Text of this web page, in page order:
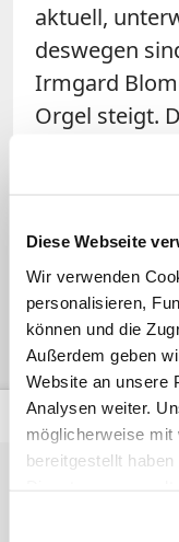
Diese Webseite
Wir verwenden
personalisieren,
können und die
Außerdem geben
Website an unsere
Analysen weiter.
möglicherweise
bereitgestellt
aktuell,
deswegen
Irmgard
Orgel steigt.
- eigentlich
spärlich aus -
in der Hand
hoch, für